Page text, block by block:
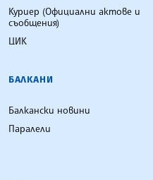
Куриер (Официални актове и
съобщения)
ЦИК
БАЛКАНИ
Балкански новини
Паралели